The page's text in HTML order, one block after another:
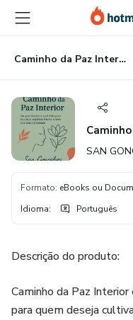
para
conteúdo
principal
para
pagamento
para
rodapé
Caminho da Paz Interior
SAN
Formato: eBooks ou
Idioma: Português
Descrição do produto:
Caminho da Paz
para quem deseja